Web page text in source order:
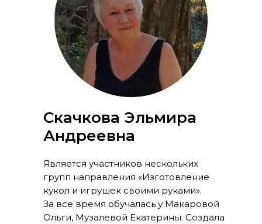
Скачкова Эльмира
Андреевна
Является участников нескольких
групп направления «Изготовление
кукол и игрушек своими руками».
За все время обучалась у Макаровой
Ольги, Музалевой Екатерины. Создала